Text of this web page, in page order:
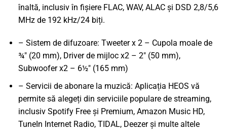
înaltă, inclusiv în fișiere FLAC, WAV, ALAC și DSD 2,8/5,6
MHz de 192 kHz/24 biți.
– Sistem de difuzoare: Tweeter x 2 – Cupola moale de
¾" (20 mm), Driver de mijloc x2 – 2" (50 mm),
Subwoofer x2 – 6½" (165 mm)
– Servicii de abonare la muzică: Aplicația HEOS vă
permite să alegeți din serviciile populare de streaming,
inclusiv Spotify Free și Premium, Amazon Music HD,
TuneIn Internet Radio, TIDAL, Deezer și multe altele